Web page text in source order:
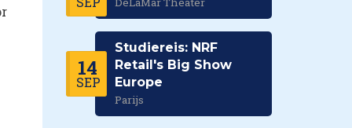
14
SEP
Studiereis: NRF
Retail's Big Show
Europe
Parijs